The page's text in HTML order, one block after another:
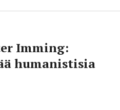
Imming:
humanistisia